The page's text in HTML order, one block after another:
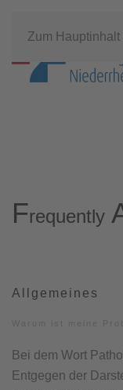
Zum Hauptinhalt
Frequently
Allgemeines
Bei dem Wort
Entgegen der